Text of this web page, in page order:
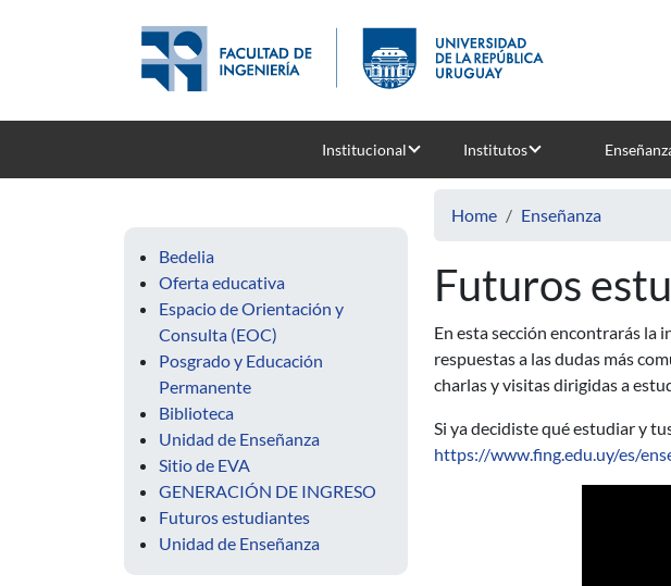
Institucional Institutos
Bedelia
Oferta educativa
Espacio de Orientación y
Consulta (EOC)
Posgrado y Educación
Permanente
Biblioteca
Unidad de Enseñanza
Sitio de EVA
GENERACIÓN DE INGRESO
Futuros estudiantes
Unidad de Enseñanza
Home Enseñanza
Futuros
En esta sección encontrarás la
respuestas a las dudas más
charlas y visitas dirigidas a
Si ya decidiste qué estudiar y
https://www.fing.edu.uy/es/